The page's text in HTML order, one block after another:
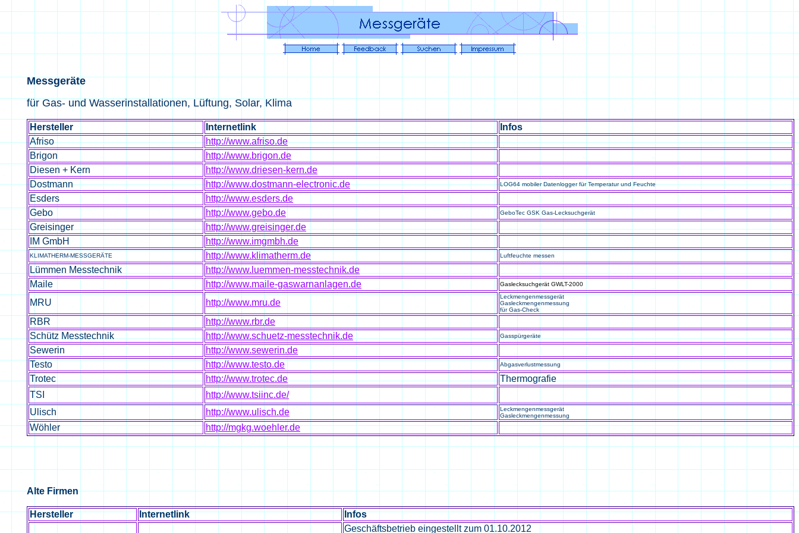
Messgeräte
für Gas- und Wasserinstallationen, Lüftung, Solar, Klima
Hersteller Internetlink
Infos
Afriso
http://www.afriso.de
Brigon
http://www.brigon.de
Diesen + Kern
http://www.driesen-kern.de
Dostmann
http://www.dostmann-electronic.de LOG64 mobiler Datenlogger für Temperatur und Feuchte
Esders
http://www.esders.de
Gebo
http://www.gebo.de GeboTec GSK Gas-Lecksuchgerät
Greisinger
http://www.greisinger.de
IM GmbH
http://www.imgmbh.de
KLIMATHERM-MESSGERÄTE http://www.klimatherm.de Luftfeuchte messen
Lümmen Messtechnik
http://www.luemmen-messtechnik.de
Maile
http://www.maile-gaswarnanlagen.de Gaslecksuchgerät GWLT-2000
MRU http://www.mru.de
Leckmengenmessgerät
Gasleckmengenmessung
für Gas-Check
RBR
http://www.rbr.de
Schütz Messtechnik
http://www.schuetz-messtechnik.de Gasspürgeräte
Sewerin
http://www.sewerin.de
Testo
http://www.testo.de Abgasverlustmessung
Trotec http://www.trotec.de
Thermografie
TSI
http://www.tsiinc.de/
Ulisch
http://www.ulisch.de
Leckmengenmessgerät
Gasleckmengenmessung
Wöhler http://mgkg.woehler.de
Alte Firmen
Hersteller Internetlink
Infos
Geschäftsbetrieb eingestellt zum 01.10.2012